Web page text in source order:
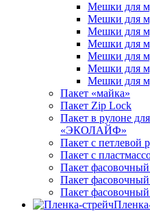
Мешки для
Мешки для
Мешки для
Мешки для
Мешки для
Мешки для
Мешки для
Пакет «майка»
Пакет Zip Lock
Пакет в рулоне
«ЭКОЛАЙФ»
Пакет с петлевой
Пакет с
Пакет
Пакет
Пакет